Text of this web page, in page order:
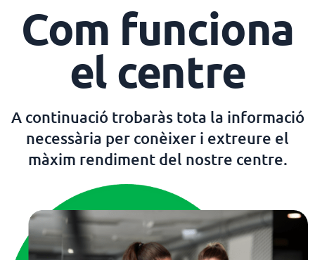
Com funciona
el centre
A continuació trobaràs tota la informació
necessària per conèixer i extreure el
màxim rendiment del nostre centre.